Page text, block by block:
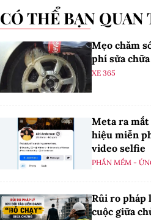
CÓ THỂ BẠN QUAN
Mẹo chăm
phí sửa chữa
XE 365
Meta ra mắt
hiệu miễn
video selfie
PHẦN MỀM -
Rủi ro pháp
cuộc giữa